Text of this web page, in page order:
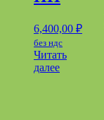
6,400,00 ₽
без ндс
Читать
далее